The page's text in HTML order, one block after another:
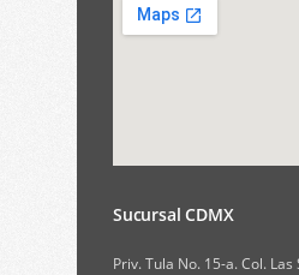
Sucursal CDMX
Priv. Tula No. 15-a. Col.